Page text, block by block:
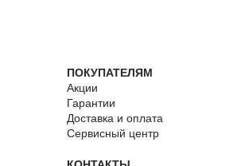
ПОКУПАТЕЛЯМ
Акции
Гарантии
Доставка и оплата
Сервисный центр